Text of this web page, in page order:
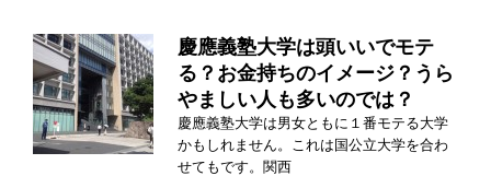
慶應義塾大学は頭いいでモテ
る？お金持ちのイメージ？うら
やましい人も多いのでは？
慶應義塾大学は男女ともに１番モテる大学
かもしれません。これは国公立大学を合わ
せてもです。関西